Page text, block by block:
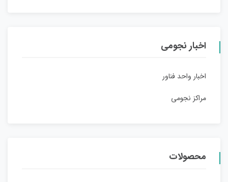
اخبار نجومی
اخبار واحد فناور
مراکز نجومی
محصولات